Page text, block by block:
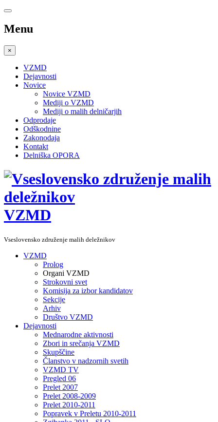
Menu
×
VZMD
Dejavnosti
Novice
Novice VZMD
Mediji o VZMD
Mediji o malih delničarjih
Odprodaje
Odškodnine
Zakonodaja
Kontakt
Delniška OPORA
VZMD
Vseslovensko združenje malih deležnikov
VZMD
Prolog
Organi VZMD
Strokovni svet
Komisija za izbor kandidatov
Sekcije
Arhiv
Društvo VZMD
Dejavnosti
Mednarodne aktivnosti
Zbori in srečanja VZMD
Skupščine
Članstvo v nadzornih svetih
VZMD TV
Pregled 06
Prelet 2007
Prelet 2008-2009
Prelet 2010-2011
Popravek v Preletu 2010-2011